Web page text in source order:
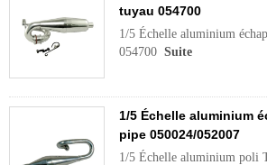
tuyau 054700
1/5 Échelle aluminium
054700 Suite
1/5 Échelle aluminium
pipe 050024/052007
1/5 Échelle aluminium poli